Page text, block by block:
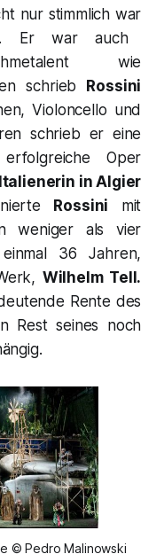
nur stimmlich war
Er war auch
wie
schrieb Rossini
Violoncello und
schrieb er eine
Oper
Italienerin in Algier
Rossini mit
weniger als vier
36 Jahren,
Wilhelm Tell.
Rente des
Rest seines noch
© Pedro Malinowski